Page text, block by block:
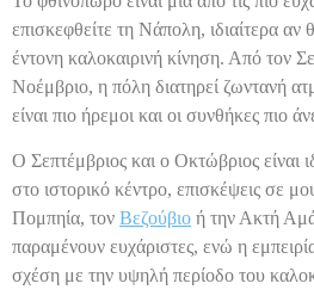
επισκεφθείτε τη Νάπολη, ιδιαίτερα αν
έντονη καλοκαιρινή κίνηση. Από τον
Νοέμβριο, η πόλη διατηρεί ζωντανή
είναι πιο ήρεμοι και οι συνθήκες πιο
Ο Σεπτέμβριος και ο Οκτώβριος είναι
στο ιστορικό κέντρο, επισκέψεις σε
Πομπηία, τον Βεζούβιο ή την Ακτή
παραμένουν ευχάριστες, ενώ η
σχέση με την υψηλή περίοδο του